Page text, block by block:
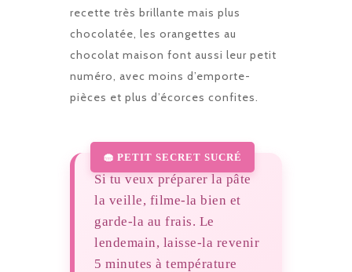
recette très brillante mais plus
chocolatée, les orangettes au
chocolat maison font aussi leur petit
numéro, avec moins d’emporte-
pièces et plus d’écorces confites.
Si tu veux préparer la pâte
la veille, filme-la bien et
garde-la au frais. Le
lendemain, laisse-la revenir
5 minutes à température